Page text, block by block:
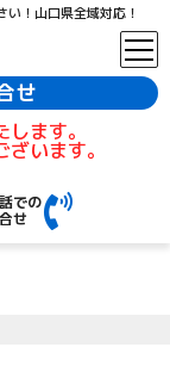
！山口県全域対応！
せ
ます。
います。
での
せ